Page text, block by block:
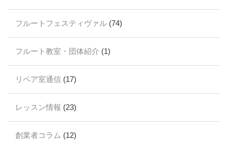
フルートフェスティヴァル (74)
フルート教室・団体紹介 (1)
リペア室通信 (17)
レッスン情報 (23)
創業者コラム (12)